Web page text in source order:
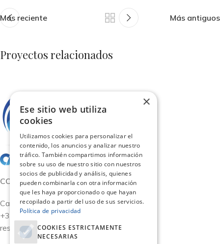
Más reciente Más antiguos
Proyectos relacionados
Suspendisse quam at vestibulum
CONTACTO
Calle San German 11, Oficina 15 - Madrid
+34 917 590 158
reservas@carismaviajes.com
×
Ese sitio web utiliza
cookies
Utilizamos cookies para personalizar el
contenido, los anuncios y analizar nuestro
tráfico. También compartimos información
sobre su uso de nuestro sitio con nuestros
socios de publicidad y análisis, quienes
pueden combinarla con otra información
que les haya proporcionado o que hayan
recopilado a partir del uso de sus servicios.
Política de privacidad
COOKIES ESTRICTAMENTE
NECESARIAS